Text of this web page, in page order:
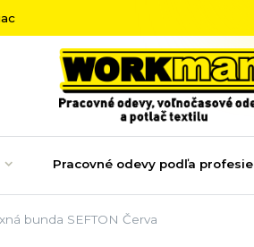
Pracovné odevy podľa profesie
bunda SEFTON Červa